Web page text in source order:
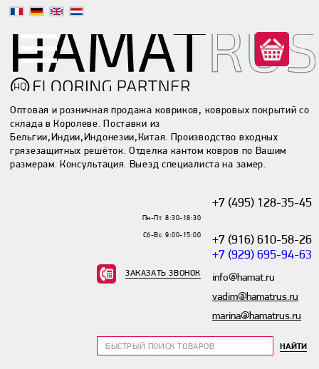
Оптовая и розничная продажа ковриков, ковровых покрытий со
склада в Королеве. Поставки из
Бельгии,Индии,Индонезии,Китая. Производство входных
грязезащитных решёток. Отделка кантом ковров по Вашим
размерам. Консультация. Выезд специалиста на замер.
(0)
+7 (495) 128-35-45
+7 (916) 610-58-26
+7 (929) 695-94-63
info@hamat.ru
vadim@hamatrus.ru
marina@hamatrus.ru
Пн-Пт 8:30-18:30
Сб-Вс 9:00-15:00
ЗАКАЗАТЬ ЗВОНОК
НАЙТИ